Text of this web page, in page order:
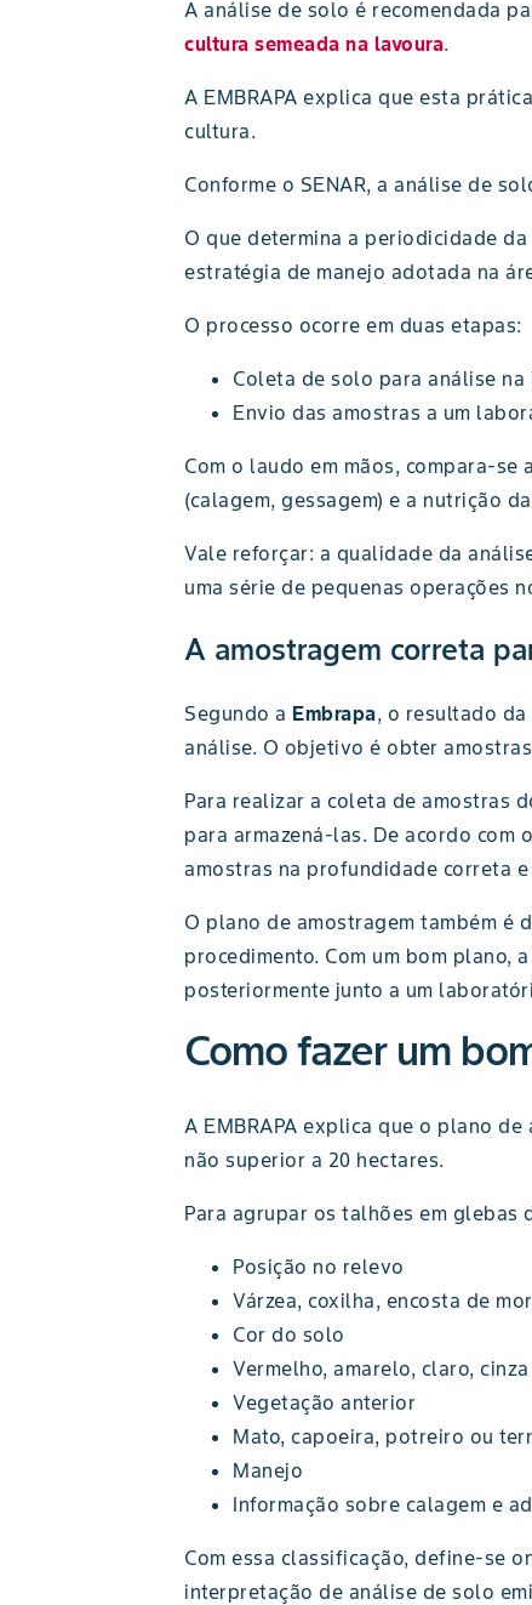
A análise de solo é recomendada
cultura semeada na lavoura.
A EMBRAPA explica que esta
cultura.
Conforme o SENAR, a análise de
O que determina a periodicidade
estratégia de manejo adotada na
O processo ocorre em duas etapas:
Coleta de solo para análise
Envio das amostras a um
Com o laudo em mãos, compara-
(calagem, gessagem) e a nutrição
Vale reforçar: a qualidade da
uma série de pequenas operações
A amostragem correta
Segundo a Embrapa, o resultado
análise. O objetivo é obter
Para realizar a coleta de amostras
para armazená-las. De acordo com
amostras na profundidade correta
O plano de amostragem também é
procedimento. Com um bom
posteriormente junto a um
Como fazer um
A EMBRAPA explica que o plano
não superior a 20 hectares.
Para agrupar os talhões em glebas
Posição no relevo
Várzea, coxilha, encosta de
Cor do solo
Vermelho, amarelo, claro,
Vegetação anterior
Mato, capoeira, potreiro ou
Manejo
Informação sobre calagem e
Com essa classificação, define-se
interpretação de análise de solo